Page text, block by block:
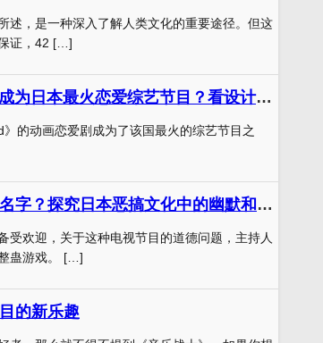
述，是一种深入了解人类文化的重要途径。但这
证，42 […]
为什么Rent-a-Girlfriend成为日本最火恋爱综艺节目？看设计师分析后你会惊讶
的动画恋爱剧成为了该国最火的综艺节目之
日本电梯整蛊节目叫什么名字？探究日本恶搞文化中的幽默和道德。
受欢迎，关于这种电视节目的道德问题，主持人
蛊游戏。 […]
的新乐趣